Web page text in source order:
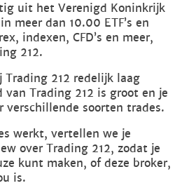
uit het Verenigd Koninkrijk
meer dan 10.00 ETF’s en
indexen, CFD’s en meer,
212.
212 redelijk laag
van Trading 212 is groot en je
verschillende soorten trades.
werkt, vertellen we je
over Trading 212, zodat je
kunt maken, of deze broker,
is.